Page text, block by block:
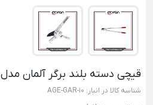
قیچی دسته بلند برگر آلمان مدل 4255
شناسه کالا در انبار: AGE-GAR-10